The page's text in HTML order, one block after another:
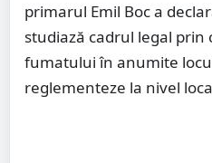
primarul Emil Boc a
studiază cadrul legal prin
fumatului în anumite
reglementeze la nivel